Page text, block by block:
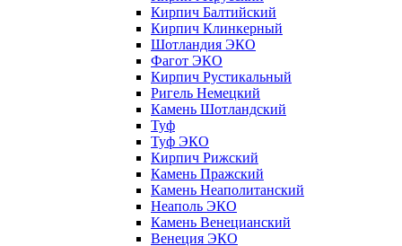
Кирпич Балтийский
Кирпич Клинкерный
Шотландия ЭКО
Фагот ЭКО
Кирпич Рустикальный
Ригель Немецкий
Камень Шотландский
Туф
Туф ЭКО
Кирпич Рижский
Камень Пражский
Камень Неаполитанский
Неаполь ЭКО
Камень Венецианский
Венеция ЭКО